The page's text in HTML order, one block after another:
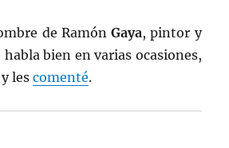
de RamónGaya, pintor y
bien en varias ocasiones,
y lescomenté.